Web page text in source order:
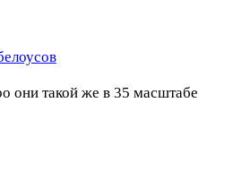
они такой же в 35 масштабе